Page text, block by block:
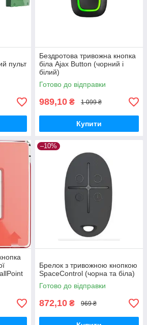
пульт
Бездротова тривожна кнопка
біла Ajax Button (чорний і
білий)
Готово до відправки
989,10 ₴ 1 099 ₴
Купити
–10%
Брелок з тривожною кнопкою
SpaceControl (чорна та біла)
Готово до відправки
872,10 ₴ 969 ₴